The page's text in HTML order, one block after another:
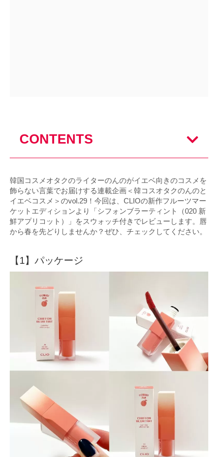
CONTENTS
韓国コスメオタクのライターのんのがイエベ向きのコスメを
飾らない言葉でお届けする連載企画＜韓コスオタクのんのと
イエベコスメ＞のvol.29！今回は、CLIOの新作フルーツマー
ケットエディションより「シフォンブラーティント（020 新
鮮アプリコット）」をスウォッチ付きでレビューします。唇
から春を先どりしませんか？ぜひ、チェックしてください。
【1】パッケージ